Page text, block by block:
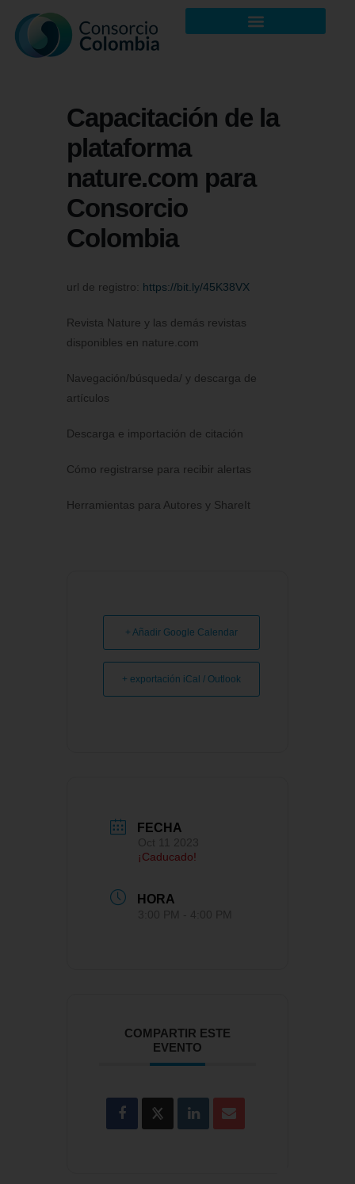
Capacitación de la
plataforma
nature.com para
Consorcio
Colombia
url de registro: https://bit.ly/45K38VX
Revista Nature y las demás revistas
disponibles en nature.com
Navegación/búsqueda/ y descarga de
artículos
Descarga e importación de citación
Cómo registrarse para recibir alertas
Herramientas para Autores y ShareIt
+ Añadir Google Calendar
+ exportación iCal / Outlook
FECHA
¡Caducado!
HORA
COMPARTIR ESTE
EVENTO